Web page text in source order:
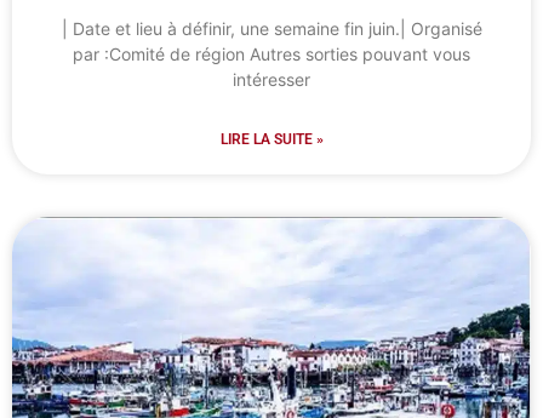
| Date et lieu à définir, une semaine fin juin.| Organisé
par :Comité de région Autres sorties pouvant vous
intéresser
LIRE LA SUITE »